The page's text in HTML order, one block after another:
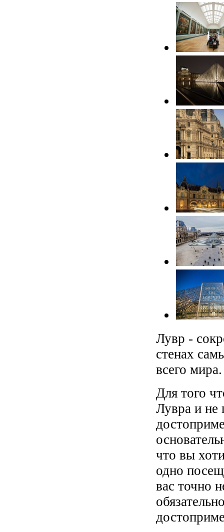
Лувр -
стенах
всего мира.
Для того
Лувра и не
что вы
одно
вас точно